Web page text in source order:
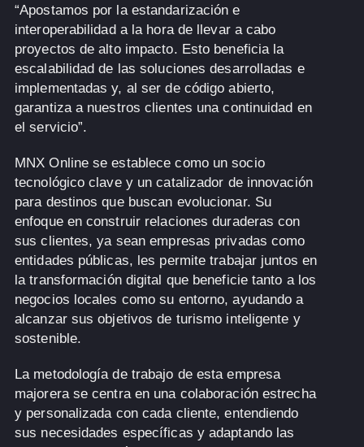
“Apostamos por la estandarización e
interoperabilidad a la hora de llevar a cabo
proyectos de alto impacto. Esto beneficia la
escalabilidad de las soluciones desarrolladas e
implementadas y, al ser de código abierto,
garantiza a nuestros clientes una continuidad en
el servicio”.
MNX Online se establece como un socio
tecnológico clave y un catalizador de innovación
para destinos que buscan evolucionar. Su
enfoque en construir relaciones duraderas con
sus clientes, ya sean empresas privadas como
entidades públicas, les permite trabajar juntos en
la transformación digital que beneficie tanto a los
negocios locales como su entorno, ayudando a
alcanzar sus objetivos de turismo inteligente y
sostenible.
La metodología de trabajo de esta empresa
majorera se centra en una colaboración estrecha
y personalizada con cada cliente, entendiendo
sus necesidades específicas y adaptando las